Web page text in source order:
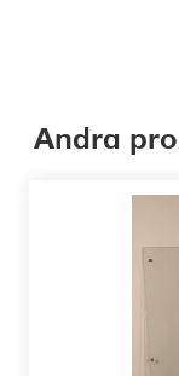
Andra